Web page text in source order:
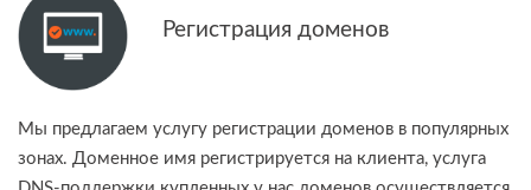
Регистрация доменов
Мы предлагаем услугу регистрации доменов в популярных
зонах. Доменное имя регистрируется на клиента, услуга